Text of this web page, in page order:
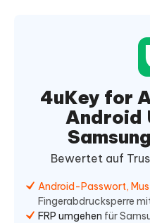
4uKey for
Android
Bewertet auf
Android-Passwort,
Fingerabdrucksperre
FRP umgehen für